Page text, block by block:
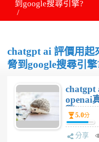
到google搜尋引擎?
chatgpt ai 評價用起
脅到google搜尋引擎
chatgpt
openai
擎?5.0分
分享